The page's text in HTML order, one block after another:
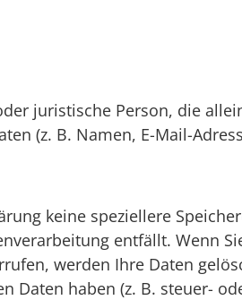
juristische Person, die
(z. B. Namen, E-Mail-
keine speziellere
entfällt. Wenn
werden Ihre Daten
Daten haben (z. B. steuer-